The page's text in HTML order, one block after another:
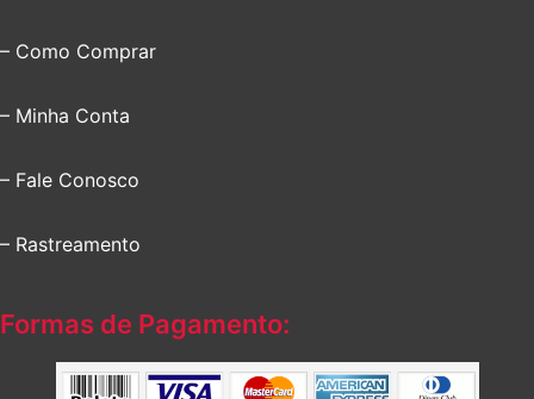
– Como Comprar
– Minha Conta
– Fale Conosco
– Rastreamento
Formas de Pagamento: